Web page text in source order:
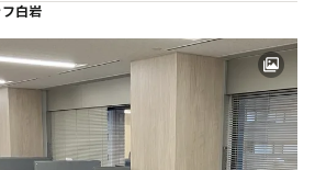
白岩